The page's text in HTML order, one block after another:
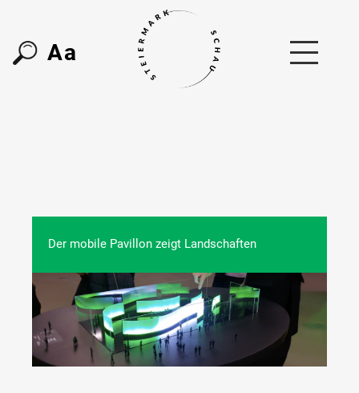
Aa
Der mobile Pavillon zeigt Landschaften